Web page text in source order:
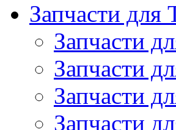
Запчасти для
Запчасти
Запчасти
Запчасти
Запчасти